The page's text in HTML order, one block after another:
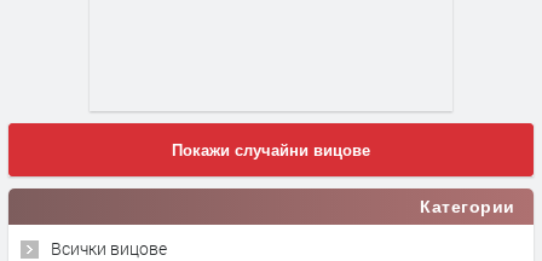
Покажи случайни вицове
Категории
Всички вицове